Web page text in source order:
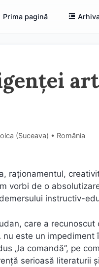
Prima pagină
(Suceava) • România
raționamentul,
vorbi de o
instructiv-
care a
este un
„la comandă”, pe
serioasă literaturii